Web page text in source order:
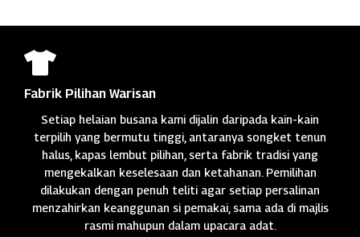

Fabrik Pilihan Warisan
Setiap helaian busana kami dijalin daripada kain-kain
terpilih yang bermutu tinggi, antaranya songket tenun
halus, kapas lembut pilihan, serta fabrik tradisi yang
mengekalkan keselesaan dan ketahanan. Pemilihan
dilakukan dengan penuh teliti agar setiap persalinan
menzahirkan keanggunan si pemakai, sama ada di majlis
rasmi mahupun dalam upacara adat.